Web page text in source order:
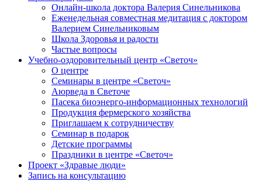
Онлайн-школа доктора Валерия Синельникова
Еженедельная совместная медитация с доктором
Валерием Синельниковым
Школа Здоровья и радости
Частые вопросы
Учебно-оздоровительный центр «Светоч»
О центре
Семинары в центре «Светоч»
Аюрведа в Светоче
Пасека биоэнерго-информационных технологий
Продукция фермерского хозяйства
Приглашаем к сотрудничеству
Семинар в подарок
Детские программы
Праздники в центре «Светоч»
Проект «Здравые люди»
Запись на консультацию